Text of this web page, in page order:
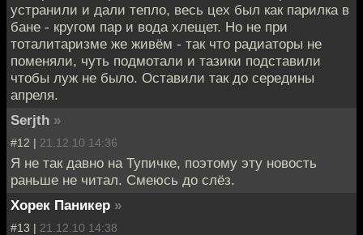
устранили и дали тепло, весь цех был как парилка в
бане - кругом пар и вода хлещет. Но не при
тоталитаризме же живём - так что радиаторы не
поменяли, чуть подмотали и тазики подставили
чтобы луж не было. Оставили так до середины
апреля.
Serjth »
#12 | 21.12.10 14:36
Я не так давно на Тупичке, поэтому эту новость
раньше не читал. Смеюсь до слёз.
Хорек Паникер »
#13 | 21.12.10 14:38